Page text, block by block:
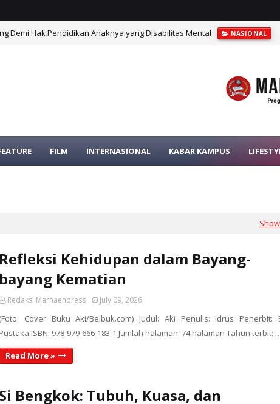
Demi Hak Pendidikan Anaknya yang Disabilitas Mental NASIONAL
Arc: Kebebasan yang Dirampas Sistem Pemerintah FILM
FILM INTERNASIONAL KABAR KAMPUS
Refleksi Kehidupan dalam Bayang-
bayang Kematian
Redaksi Marhaenpress July 09, 2026
(Foto: Cover Buku Aki/Belbuk.com) Judul: Aki Penulis: Idrus Penerbit:
Pustaka ISBN: 978-979-666-183-1 Jumlah halaman: 74 halaman Tahun terbit:
Read More »
Si Bengkok: Tubuh, Kuasa, dan